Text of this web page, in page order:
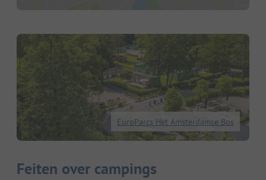
EuroParcs Het Amsterdamse Bos
Feiten over campings